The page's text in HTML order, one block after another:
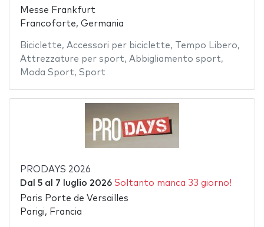
Messe Frankfurt
Francoforte, Germania
Biciclette, Accessori per biciclette, Tempo Libero,
Attrezzature per sport, Abbigliamento sport,
Moda Sport, Sport
PRODAYS 2026
Dal 5al 7 luglio 2026 Soltanto manca 33 giorno!
Paris Porte de Versailles
Parigi, Francia